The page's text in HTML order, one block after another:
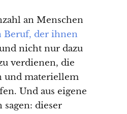
an Menschen
Beruf, der ihnen
nicht nur dazu
verdienen, die
und materiellem
Und aus eigene
dieser